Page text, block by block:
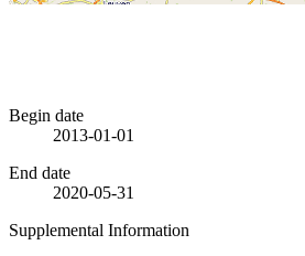
Begin date
2013-01-01
End date
2020-05-31
Supplemental Information